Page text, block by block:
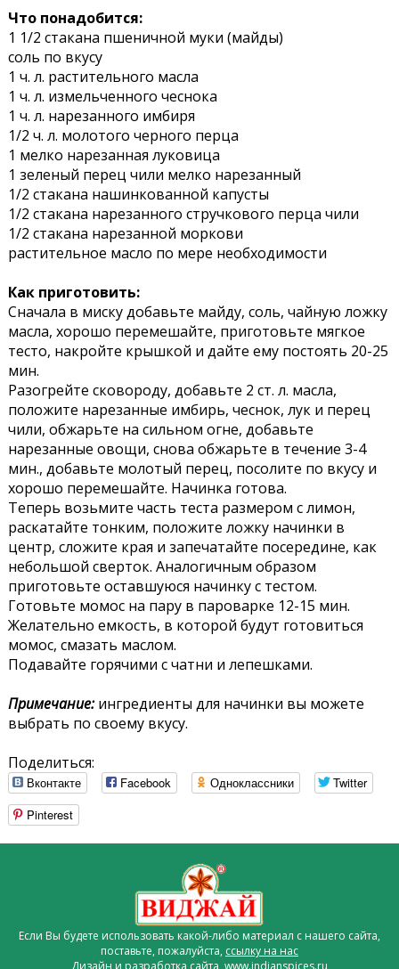
Что понадобится:
1 1/2 стакана пшеничной муки (майды)
соль по вкусу
1 ч. л. растительного масла
1 ч. л. измельченного чеснока
1 ч. л. нарезанного имбиря
1/2 ч. л. молотого черного перца
1 мелко нарезанная луковица
1 зеленый перец чили мелко нарезанный
1/2 стакана нашинкованной капусты
1/2 стакана нарезанного стручкового перца чили
1/2 стакана нарезанной моркови
растительное масло по мере необходимости
Как приготовить:
Сначала в миску добавьте майду, соль, чайную ложку
масла, хорошо перемешайте, приготовьте мягкое
тесто, накройте крышкой и дайте ему постоять 20-25
мин.
Разогрейте сковороду, добавьте 2 ст. л. масла,
положите нарезанные имбирь, чеснок, лук и перец
чили, обжарьте на сильном огне, добавьте
нарезанные овощи, снова обжарьте в течение 3-4
мин., добавьте молотый перец, посолите по вкусу и
хорошо перемешайте. Начинка готова.
Теперь возьмите часть теста размером с лимон,
раскатайте тонким, положите ложку начинки в
центр, сложите края и запечатайте посередине, как
небольшой сверток. Аналогичным образом
приготовьте оставшуюся начинку с тестом.
Готовьте момос на пару в пароварке 12-15 мин.
Желательно емкость, в которой будут готовиться
момос, смазать маслом.
Подавайте горячими с чатни и лепешками.
Примечание: ингредиенты для начинки вы можете
выбрать по своему вкусу.
Поделиться:
Вконтакте Facebook Одноклассники
Twitter
Pinterest
Если Вы будете использовать какой-либо материал с нашего сайта,
поставьте, пожалуйста, ссылку на нас
Дизайн и разработка сайта www.indianspices.ru